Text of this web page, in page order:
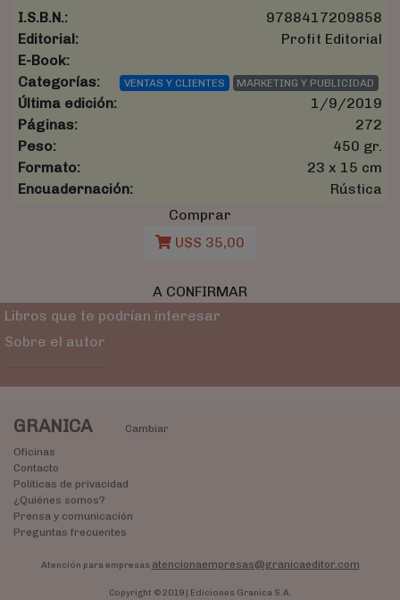
I.S.B.N.:
9788417209858
Editorial:
Profit Editorial
E-Book:
Categorías:
VENTAS Y CLIENTES MARKETING Y PUBLICIDAD
Última edición:
1/9/2019
Páginas:
272
Peso:
450 gr.
Formato:
23 x 15 cm
Encuadernación:
Rústica
Comprar
U$S 35,00
A CONFIRMAR
Libros que te podrían interesar
Sobre el autor
GRANICA
Cambiar
Oficinas
Contacto
Políticas de privacidad
¿Quiénes somos?
Prensa y comunicación
Preguntas frecuentes
Atención para empresas atencionaempresas@granicaeditor.com
Copyright © 2019 | Ediciones Granica S.A.